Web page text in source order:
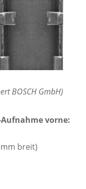
BOSCH GmbH)
vorne:
breit)